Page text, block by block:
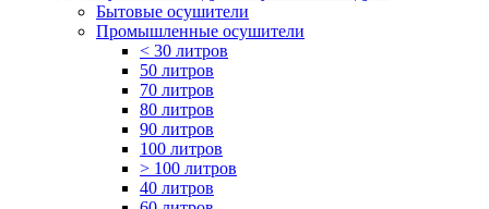
Бытовые осушители
Промышленные осушители
< 30 литров
50 литров
70 литров
80 литров
90 литров
100 литров
> 100 литров
40 литров